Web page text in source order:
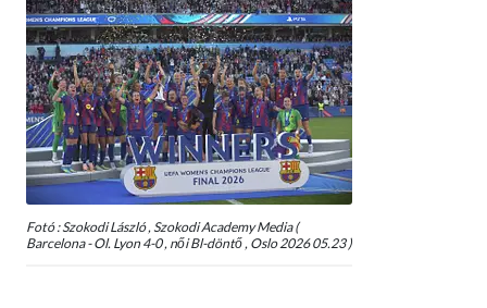
Fotó : Szokodi László , Szokodi Academy Media (
Barcelona - Ol. Lyon 4-0 , női Bl-döntő , Oslo 2026 05.23 )